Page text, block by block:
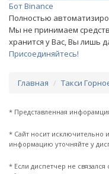
Бот Binance
Полностью
Мы не принимаем
хранится у Вас, Вы лишь
Присоединяйтесь!
Главная Такси
* Представленная
* Сайт носит
информацию уточняйте у
* Если диспетчер не